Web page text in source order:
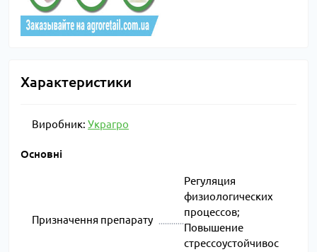
Характеристики
Виробник: Украгро
Основні
Призначення препарату
Регуляция
физиологических
процессов;
Повышение
стрессоустойчивос